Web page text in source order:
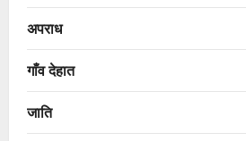
अपराध
गाँव देहात
जाति